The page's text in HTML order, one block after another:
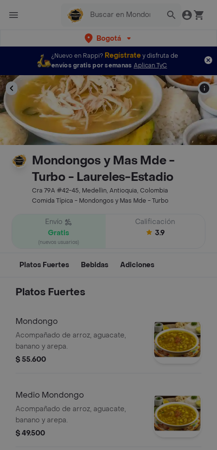
Bogotá
¿Nuevo en Rappi? Regístratey disfruta de
envíos gratis por semanas Aplican TyC
Mondongos y Mas Mde -
Turbo - Laureles-Estadio
Cra 79A #42-45, Medellin, Antioquia, Colombia
Comida Típica - Mondongos y Mas Mde - Turbo
Envío
Gratis
(nuevos usuarios)
Calificación
3.9
Platos Fuertes Bebidas Adiciones
Platos Fuertes
Mondongo
Acompañado de arroz, aguacate,
banano y arepa.
$ 55.600
Medio Mondongo
Acompañado de arroz, aguacate,
banano y arepa.
$ 49.500